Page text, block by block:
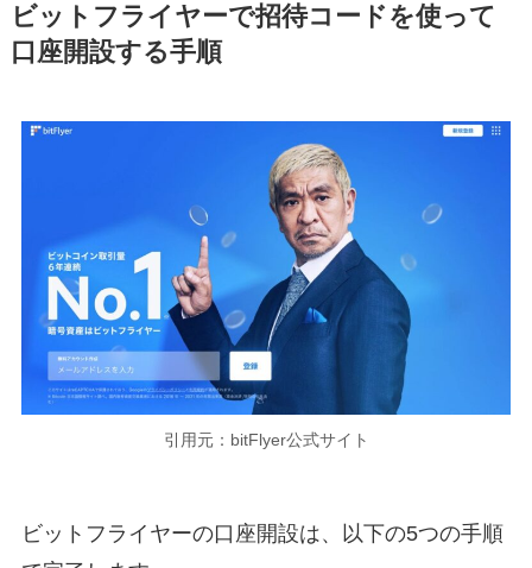
ビットフライヤーで招待コードを使って
口座開設する手順
引用元：bitFlyer公式サイト
ビットフライヤーの口座開設は、以下の5つの手順